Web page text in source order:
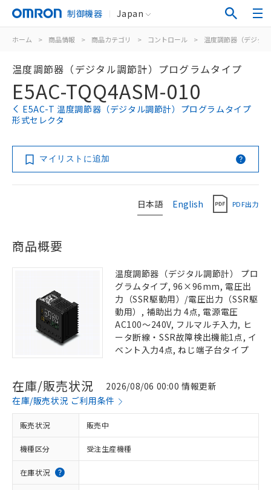
制御機器 Japan
ホーム > 商品情報 > 商品カテゴリ > コントロール > 温度調節器（デジタ
温度調節器（デジタル調節計）プログラムタイプ
E5AC-TQQ4ASM-010
E5AC-T 温度調節器（デジタル調節計）プログラムタイプ
形式セレクタ
マイリストに追加
日本語 English PDF出力
商品概要
温度調節器（デジタル調節計） プロ
グラムタイプ, 96×96mm, 電圧出
力（SSR駆動用）/電圧出力（SSR駆
動用）, 補助出力 4点, 電源電圧
AC100～240V, フルマルチ入力, ヒ
ータ断線・SSR故障検出機能1点, イ
ベント入力4点, ねじ端子台タイプ
在庫/販売状況
2026/08/06 00:00 情報更新
在庫/販売状況 ご利用条件
販売状況 販売中
機種区分 受注生産機種
在庫状況